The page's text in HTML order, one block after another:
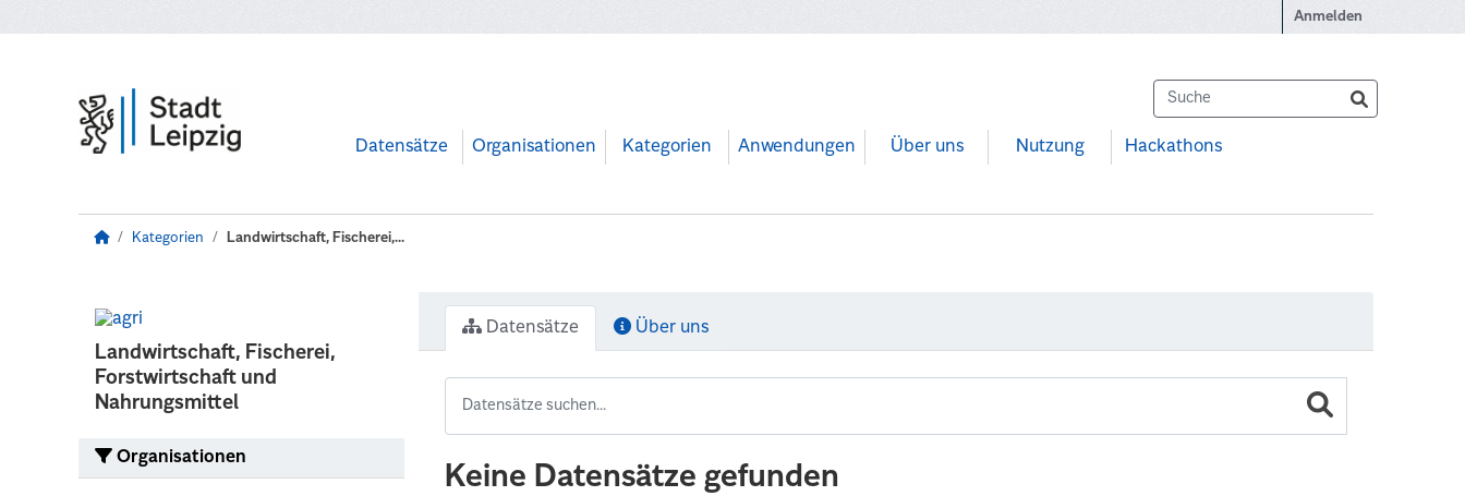
Anmelden
Datensätze Organisationen Kategorien Anwendungen Über uns Nutzung Hackathons
Kategorien Landwirtschaft, Fischerei,...
Landwirtschaft, Fischerei,
Forstwirtschaft und
Nahrungsmittel
Organisationen
Datensätze Über uns
Keine Datensätze gefunden